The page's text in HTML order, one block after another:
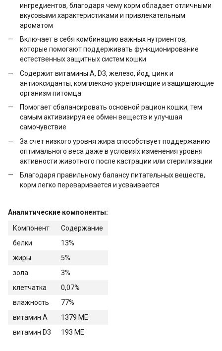
ингредиентов, благодаря чему корм обладает отличными
вкусовыми характеристиками и привлекательным
ароматом
Включает в себя комбинацию важных нутриентов,
которые помогают поддерживать функционирование
естественных защитных систем кошки
Содержит витамины А, D3, железо, йод, цинк и
антиоксиданты, комплексно укрепляющие и защищающие
организм питомца
Помогает сбалансировать основной рацион кошки, тем
самым активизируя ее обмен веществ и улучшая
самочувствие
За счет низкого уровня жира способствует поддержанию
оптимального веса даже в условиях изменения уровня
активности животного после кастрации или стерилизации
Благодаря правильному балансу питательных веществ,
корм легко переваривается и усваивается
Аналитические компоненты:
Компонент
Содержание
белки
13%
жиры
5%
зола
3%
клетчатка
0,07%
влажность
77%
витамин А
1379 МЕ
витамин D3
193 МЕ